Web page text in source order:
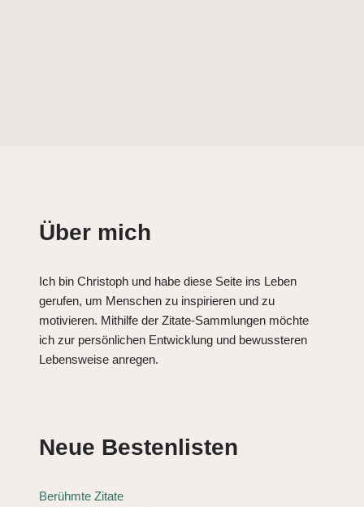
Über mich
Ich bin Christoph und habe diese Seite ins Leben
gerufen, um Menschen zu inspirieren und zu
motivieren. Mithilfe der Zitate-Sammlungen möchte
ich zur persönlichen Entwicklung und bewussteren
Lebensweise anregen.
Neue Bestenlisten
Berühmte Zitate